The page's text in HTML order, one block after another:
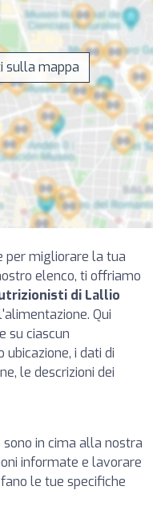
sulla mappa
per migliorare la tua
elenco, ti offriamo
di Lallio
Qui
su ciascun
i dati di
le descrizioni dei
in cima alla nostra
informate e lavorare
le tue specifiche